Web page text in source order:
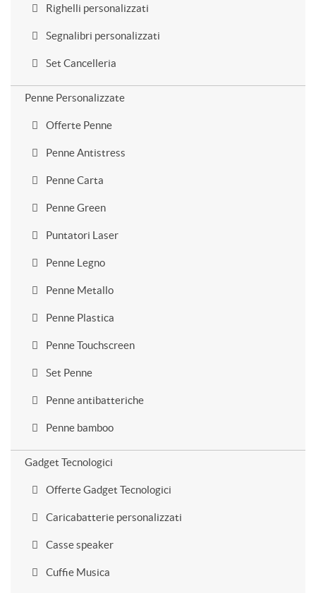
Righelli personalizzati
Segnalibri personalizzati
Set Cancelleria
Penne Personalizzate
Offerte Penne
Penne Antistress
Penne Carta
Penne Green
Puntatori Laser
Penne Legno
Penne Metallo
Penne Plastica
Penne Touchscreen
Set Penne
Penne antibatteriche
Penne bamboo
Gadget Tecnologici
Offerte Gadget Tecnologici
Caricabatterie personalizzati
Casse speaker
Cuffie Musica